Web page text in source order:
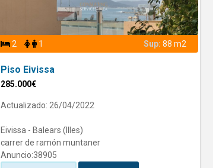
2 1 Sup: 88 m2
Piso Eivissa
285.000€
Actualizado: 26/04/2022
Eivissa - Balears (Illes)
carrer de ramón muntaner
Anuncio:38905